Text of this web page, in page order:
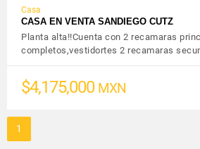
Casa
CASA EN VENTA SANDIEGO CUTZ
Planta alta!!Cuenta con 2 recamaras
completos,vestidortes 2 recamaras
$4,175,000 MXN
1